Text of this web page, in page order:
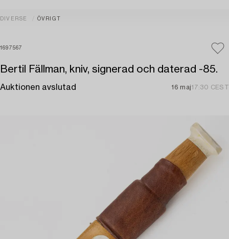
DIVERSE ÖVRIGT
1697567
Bertil Fällman, kniv, signerad och daterad -85.
Auktionen avslutad 16 maj17:30 CEST